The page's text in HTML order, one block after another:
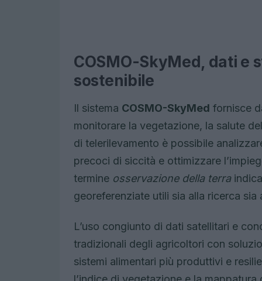
COSMO-SkyMed, dati e
sostenibile
Il sistema COSMO-SkyMed fornisce
monitorare la vegetazione, la salute
di telerilevamento è possibile
precoci di siccità e ottimizzare
termine osservazione della terraindica
georeferenziate utili sia alla ricerca
L’uso congiunto di dati satellitari e
tradizionali degli agricoltori con
sistemi alimentari più produttivi e